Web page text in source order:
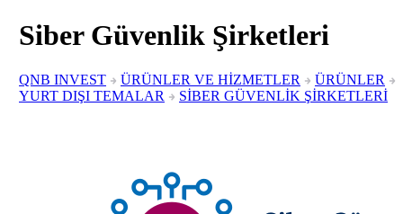
Siber Güvenlik Şirketleri
QNB INVEST ÜRÜNLER VE HİZMETLER
ÜRÜNLER
YURT DIŞI TEMALAR
SİBER GÜVENLİK ŞİRKETLERİ